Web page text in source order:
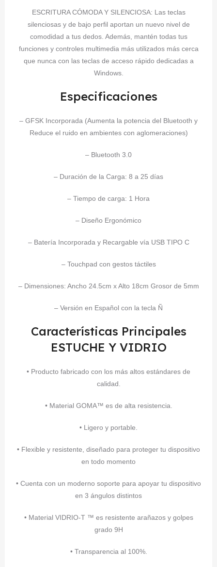
ESCRITURA CÓMODA Y SILENCIOSA: Las teclas
silenciosas y de bajo perfil aportan un nuevo nivel de
comodidad a tus dedos. Además, mantén todas tus
funciones y controles multimedia más utilizados más cerca
que nunca con las teclas de acceso rápido dedicadas a
Windows.
Especificaciones
– GFSK Incorporada (Aumenta la potencia del Bluetooth y
Reduce el ruido en ambientes con aglomeraciones)
– Bluetooth 3.0
– Duración de la Carga: 8 a 25 días
– Tiempo de carga: 1 Hora
– Diseño Ergonómico
– Batería Incorporada y Recargable vía USB TIPO C
– Touchpad con gestos táctiles
– Dimensiones: Ancho 24.5cm x Alto 18cm Grosor de 5mm
– Versión en Español con la tecla Ñ
Características Principales
ESTUCHE Y VIDRIO
• Producto fabricado con los más altos estándares de
calidad.
• Material GOMA™ es de alta resistencia.
• Ligero y portable.
• Flexible y resistente, diseñado para proteger tu dispositivo
en todo momento
• Cuenta con un moderno soporte para apoyar tu dispositivo
en 3 ángulos distintos
• Material VIDRIO-T ™ es resistente arañazos y golpes
grado 9H
• Transparencia al 100%.